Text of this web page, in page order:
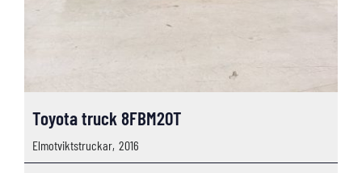
Toyota truck 8FBM20T
Elmotviktstruckar, 2016